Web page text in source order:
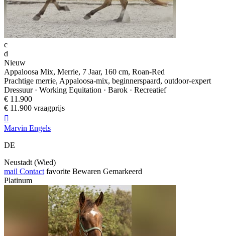
c
d
Nieuw
Appaloosa Mix, Merrie, 7 Jaar, 160 cm, Roan-Red
Prachtige merrie, Appaloosa-mix, beginnerspaard, outdoor-expert
Dressuur · Working Equitation · Barok · Recreatief
€ 11.900
€ 11.900 vraagprijs

Marvin Engels
DE
Neustadt (Wied)
mail Contact favorite Bewaren Gemarkeerd
Platinum